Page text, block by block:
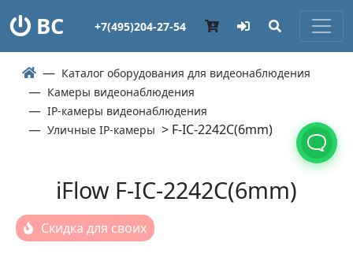
ВС +7(495)204-27-54
Каталог оборудования для видеонаблюдения
Камеры видеонаблюдения
IP-камеры видеонаблюдения
Уличные IP-камеры > F-IC-2242C(6mm)
iFlow F-IC-2242C(6mm)
Скидка для своих